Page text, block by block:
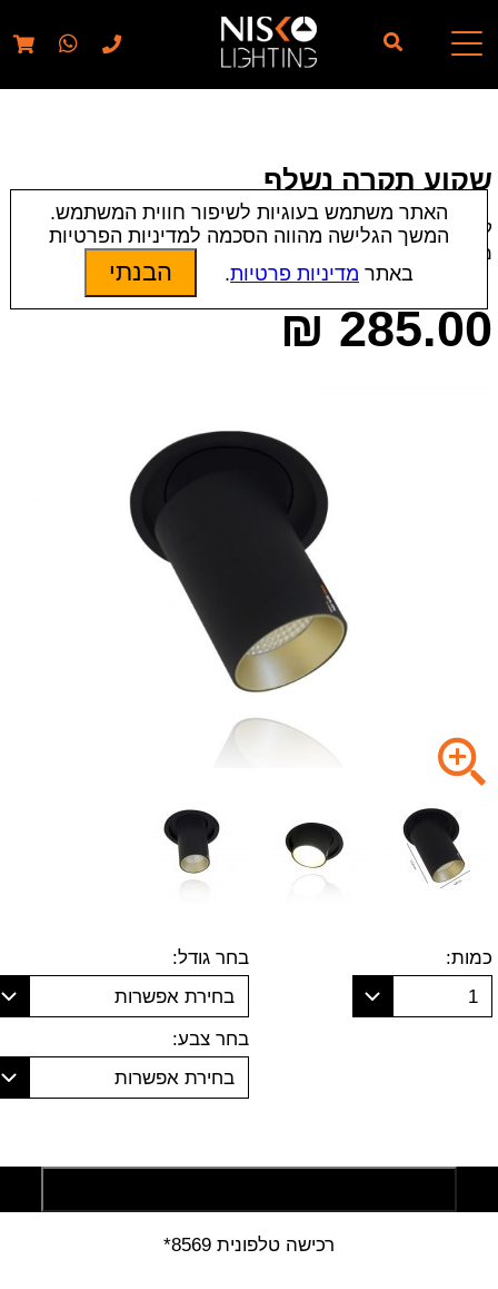
// elementor template for pages - should also ignore woo
pages!!
שקוע תקרה נשלף
קטגוריות:שקועי תקרה
מק״ט:
19284 | 19756 | 16276 | 4160
285.00
₪
כמות:
1
בחר גודל:
בחירת אפשרות
בחר צבע:
בחירת אפשרות
רכישה טלפונית 8569*
האתר משתמש בעוגיות לשיפור חווית המשתמש.
המשך הגלישה מהווה הסכמה למדיניות הפרטיות
באתר מדיניות פרטיות. הבנתי